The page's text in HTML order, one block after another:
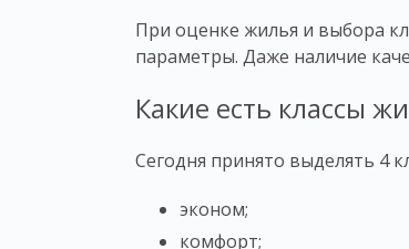
При оценке жилья и выбора
параметры. Даже наличие
Какие есть классы
Сегодня принято выделять 4
эконом;
комфорт;